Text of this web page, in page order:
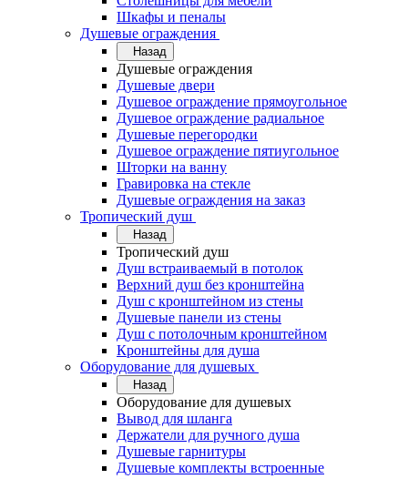
Шкафы и пеналы
Душевые ограждения
Назад
Душевые ограждения
Душевые двери
Душевое ограждение прямоугольное
Душевое ограждение радиальное
Душевые перегородки
Душевое ограждение пятиугольное
Шторки на ванну
Гравировка на стекле
Душевые ограждения на заказ
Тропический душ
Назад
Тропический душ
Душ встраиваемый в потолок
Верхний душ без кронштейна
Душ с кронштейном из стены
Душевые панели из стены
Душ с потолочным кронштейном
Кронштейны для душа
Оборудование для душевых
Назад
Оборудование для душевых
Вывод для шланга
Держатели для ручного душа
Душевые гарнитуры
Душевые комплекты встроенные